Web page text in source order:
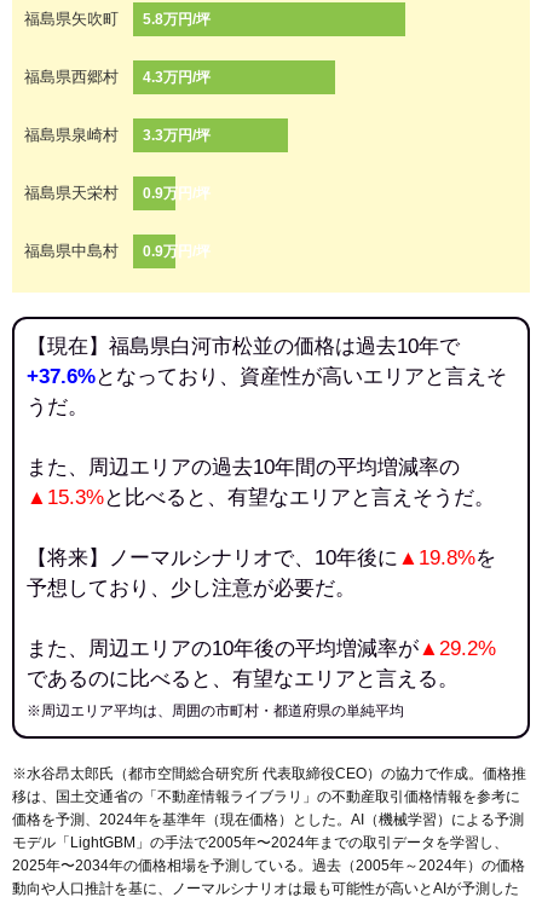
福島県矢吹町 5.8万円/坪
福島県西郷村 4.3万円/坪
福島県泉崎村 3.3万円/坪
福島県天栄村 0.9万円/坪
福島県中島村 0.9万円/坪
【現在】福島県白河市松並の価格は過去10年で
+37.6%となっており、資産性が高いエリアと言えそ
うだ。
また、周辺エリアの過去10年間の平均増減率の
▲15.3%と比べると、有望なエリアと言えそうだ。
【将来】ノーマルシナリオで、10年後に ▲19.8%を
予想しており、少し注意が必要だ。
また、周辺エリアの10年後の平均増減率が▲29.2%
であるのに比べると、有望なエリアと言える。
※周辺エリア平均は、周囲の市町村・都道府県の単純平均
※水谷昂太郎氏（都市空間総合研究所 代表取締役CEO）の協力で作成。価格推
移は、国土交通省の「 不動産情報ライブラリ 」の不動産取引価格情報を参考に
価格を予測、2024年を基準年（現在価格）とした。AI（機械学習）による予測
モデル「LightGBM」の手法で2005年〜2024年までの取引データを学習し、
2025年〜2034年の価格相場を予測している。過去（2005年～2024年）の価格
動向や人口推計を基に、ノーマルシナリオは最も可能性が高いとAIが予測した